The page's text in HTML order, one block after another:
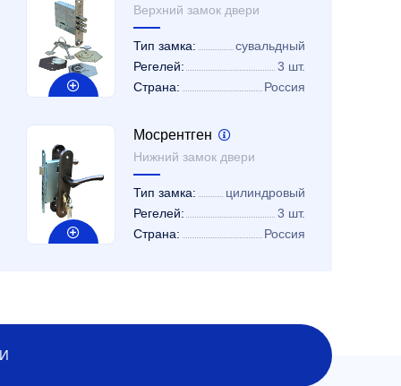
Верхний замок двери
Тип замка:
сувальдный
Регелей:
3 шт.
Страна:
Россия
Мосрентген
Нижний замок двери
Тип замка:
цилиндровый
Регелей:
3 шт.
Страна:
Россия